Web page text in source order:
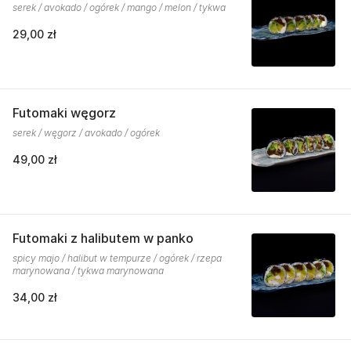
serek / avokado / ogórek / mango / melon / tykwa
29,00 zł
Futomaki węgorz
serek / węgorz / avokado / ogórek
49,00 zł
Futomaki z halibutem w panko
spicy majo / halibut w tempurze / ogórek / rzepa
marynowana / tykwa marynowana
34,00 zł